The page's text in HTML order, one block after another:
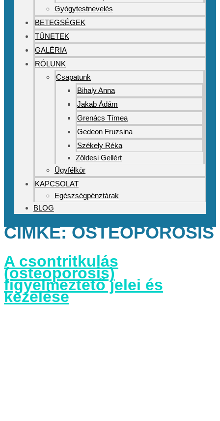
Gyógytestnevelés
BETEGSÉGEK
TÜNETEK
GALÉRIA
RÓLUNK
Csapatunk
Bihaly Anna
Jakab Ádám
Grenács Tímea
Gedeon Fruzsina
Székely Réka
Zöldesi Gellért
Ügyfélkör
KAPCSOLAT
Egészségpénztárak
BLOG
CÍMKE:OSTEOPOROSIS
A csontritkulás
(osteoporosis)
figyelmeztető jelei és
kezelése